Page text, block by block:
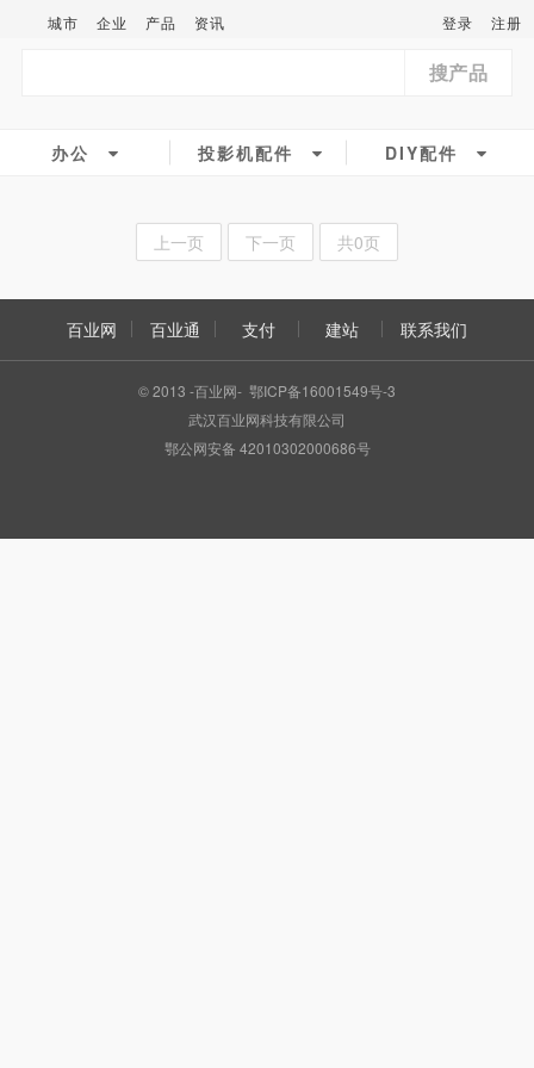
城市 企业 产品 资讯 登录 注册
搜产品
办公 投影机配件 DIY配件
上一页 下一页 共0页
百业网 百业通 支付 建站 联系我们
© 2013 -百业网- 鄂ICP备16001549号-3
武汉百业网科技有限公司
鄂公网安备 42010302000686号